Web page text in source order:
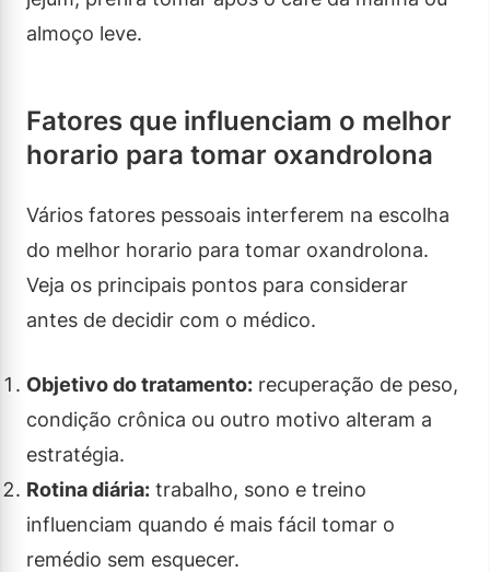
almoço leve.
Fatores que influenciam o melhor
horario para tomar oxandrolona
Vários fatores pessoais interferem na escolha
do melhor horario para tomar oxandrolona.
Veja os principais pontos para considerar
antes de decidir com o médico.
Objetivo do tratamento: recuperação de peso,
condição crônica ou outro motivo alteram a
estratégia.
Rotina diária: trabalho, sono e treino
influenciam quando é mais fácil tomar o
remédio sem esquecer.